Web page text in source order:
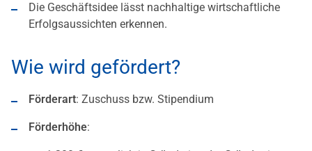
Die Geschäftsidee lässt nachhaltige wirtschaftliche
Erfolgsaussichten erkennen.
Wie wird gefördert?
Förderart: Zuschuss bzw. Stipendium
Förderhöhe: